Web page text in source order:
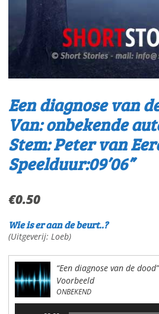
Een diagnose van
Van: onbekende
Stem: Peter van
Speelduur:09’06”
€0.50
Wie is er aan de beurt..?
(Uitgeverij: Loeb)
“Een diagnose van de dood”
Voorbeeld
ONBEKEND